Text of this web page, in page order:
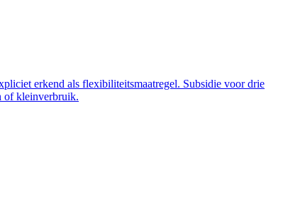
erkend als flexibiliteitsmaatregel. Subsidie voor drie
of kleinverbruik.